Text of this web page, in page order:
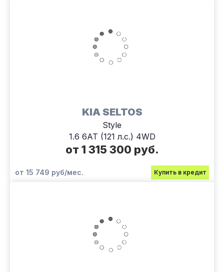
KIA SELTOS
Style
1.6 6АТ (121 л.с.) 4WD
от 1 315 300 руб.
от 15 749 руб/мес. Купить в кредит